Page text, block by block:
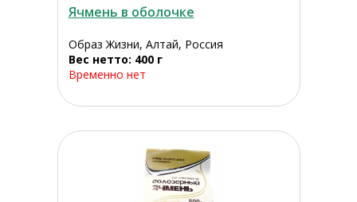
Ячмень в оболочке
Образ Жизни, Алтай, Россия
Вес нетто: 400 г
Временно нет